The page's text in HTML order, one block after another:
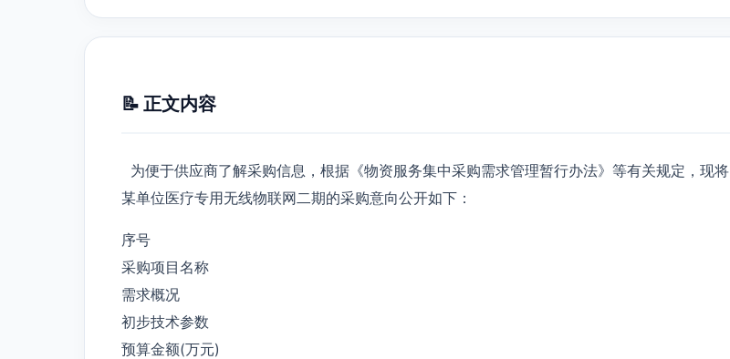
📝 正文内容
为便于供应商了解采购信息，根据《物资服务集中采购需求管理暂行办法》等有关规定，现将
某单位医疗专用无线物联网二期的采购意向公开如下：
序号
采购项目名称
需求概况
初步技术参数
预算金额(万元)